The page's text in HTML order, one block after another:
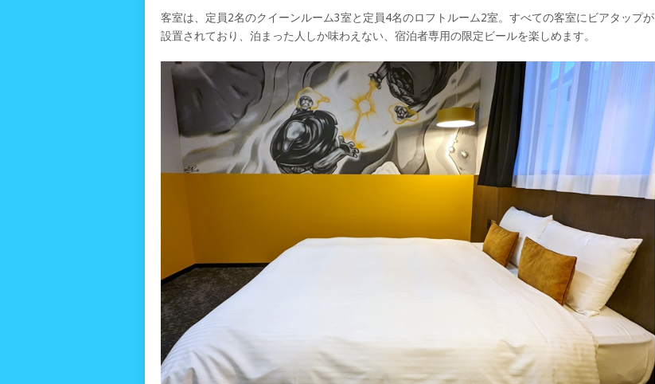
客室は、定員2名のクイーンルーム3室と定員4名のロフトルーム2室。すべての客室にビアタップが
設置されており、泊まった人しか味わえない、宿泊者専用の限定ビールを楽しめます。